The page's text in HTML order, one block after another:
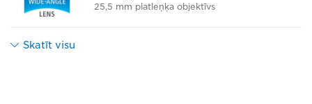
25,5 mm platleņķa objektīvs
Skatīt visu